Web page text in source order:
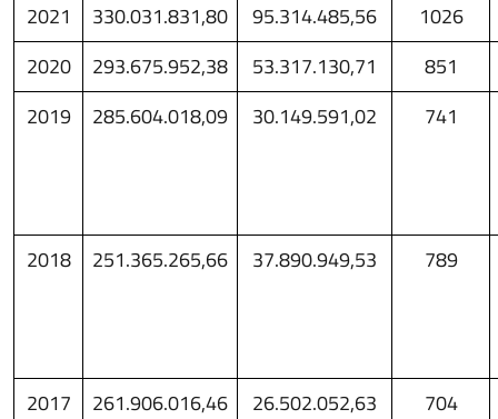
2021
330.031.831,80 95.314.485,56
1026
2020
293.675.952,38 53.317.130,71
851
2019
285.604.018,09 30.149.591,02 741
2018 251.365.265,66 37.890.949,53 789
2017 261.906.016,46 26.502.052,63 704